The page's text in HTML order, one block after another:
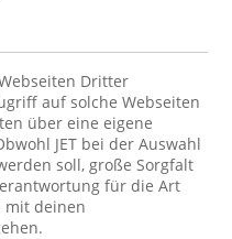
Dritter
auf solche Webseiten
über eine eigene
JET bei der Auswahl
soll, große Sorgfalt
für die Art
mit deinen